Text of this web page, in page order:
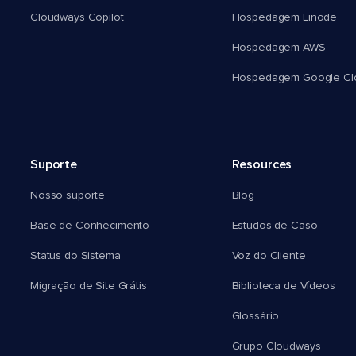
Cloudways Copilot Hospedagem Linode
Hospedagem AWS
Hospedagem Google
Suporte
Nosso suporte
Base de Conhecimento
Status do Sistema
Migração de Site Grátis
Resources
Blog
Estudos de Caso
Voz do Cliente
Biblioteca de Vídeos
Glossário
Grupo Cloudways